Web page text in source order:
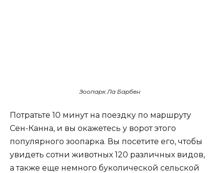
Зоопарк Ла Барбен
Потратьте 10 минут на поездку по маршруту
Сен-Канна, и вы окажетесь у ворот этого
популярного зоопарка. Вы посетите его, чтобы
увидеть сотни животных 120 различных видов,
а также еще немного буколической сельской